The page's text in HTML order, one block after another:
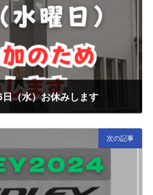
日（水）お休みします
次の記事